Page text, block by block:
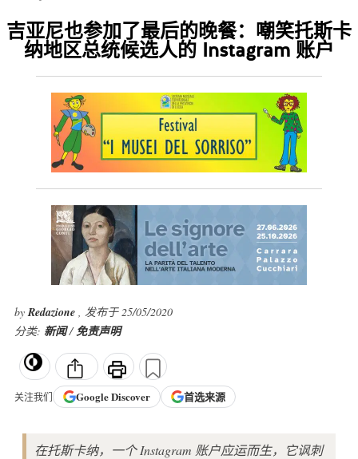
吉亚尼也参加了最后的晚餐：嘲笑托斯卡
纳地区总统候选人的 Instagram 账户
byRedazione , 发布于 25/05/2020
分类: 新闻/免责声明
关注我们 GoogleDiscover 首选来源
在托斯卡纳，一个 Instagram 账户应运而生，它讽刺